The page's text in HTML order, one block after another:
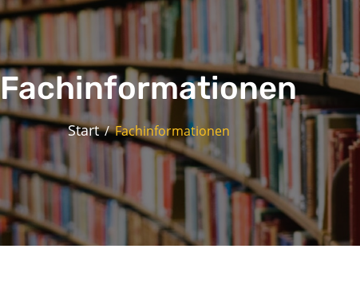
Fachinformationen
Start Fachinformationen